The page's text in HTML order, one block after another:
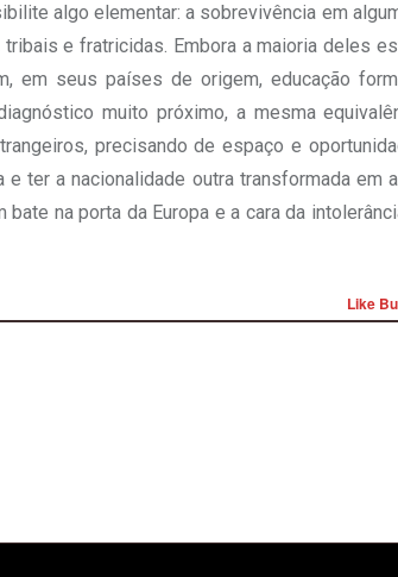
algo elementar: a sobrevivência em
e fratricidas. Embora a maioria deles
em seus países de origem, educação
muito próximo, a mesma
precisando de espaço e
ter a nacionalidade outra transformada em
na porta da Europa e a cara da
Like